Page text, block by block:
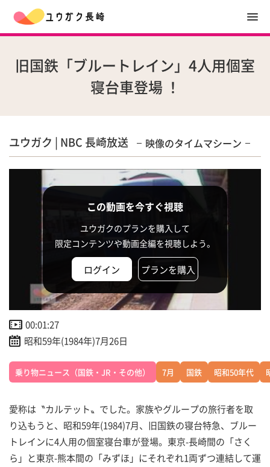
旧国鉄「ブルートレイン」4人用個室
寝台車登場 ！
ユウガク | NBC 長崎放送 映像のタイムマシーン
この動画を今すぐ視聴
ユウガクのプランを購入して
限定コンテンツや動画全編を視聴しよう。
ログイン プランを購入
00:01:27
昭和59年(1984年)7月26日
乗り物ニュース（国鉄・JR・その他） 7月 国鉄 昭和50年代
愛称は〝カルテット〟でした。家族やグループの旅行者を取
り込もうと、昭和59年(1984)7月、旧国鉄の寝台特急、ブルー
トレインに4人用の個室寝台車が登場。東京-長崎間の「さく
ら」と東京-熊本間の「みずほ」にそれぞれ1両ずつ連結して運